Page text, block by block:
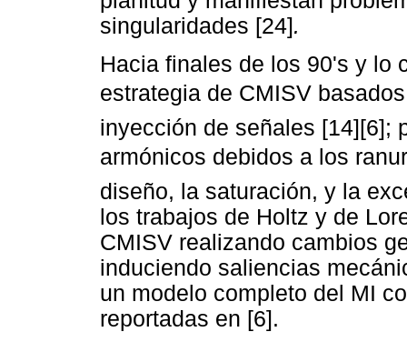
singularidades [24].
Hacia finales de los 90's y lo
estrategia de CMISV
inyección de señales [14][6];
armónicos debidos a los
diseño, la saturación, y la
los trabajos de Holtz y de
CMISV realizando cambios
induciendo saliencias
un modelo completo del MI
reportadas en [6].